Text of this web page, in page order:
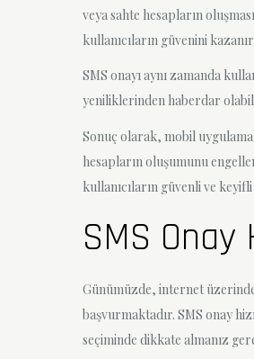
veya sahte hesapların
kullanıcıların güvenini kazanır.
SMS onayı aynı zamanda
yeniliklerinden haberdar
Sonuç olarak, mobil
hesapların oluşumunu
kullanıcıların güvenli ve
SMS Onay
Günümüzde, internet
başvurmaktadır. SMS onay
seçiminde dikkate almanız